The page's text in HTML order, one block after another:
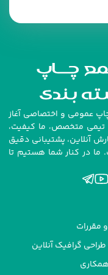
خدمات چاپ عمومی و اختصاصی آغاز
تیمی متخصص، ما کیفیت،
آنلاین، پشتیبانی دقیق
در کنار شما هستیم تا
مقررات
گرافیک آنلاین